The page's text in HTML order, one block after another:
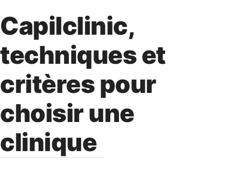
Capilclinic,
techniques et
critères pour
choisir une
clinique